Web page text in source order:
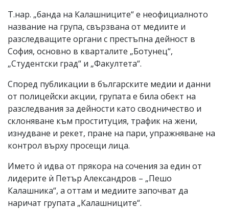
Т.нар. „банда на Калашниците“ е неофициалното
название на група, свързвана от медиите и
разследващите органи с престъпна дейност в
София, основно в кварталите „Ботунец“,
„Студентски град“ и „Факултета“.
Според публикации в българските медии и данни
от полицейски акции, групата е била обект на
разследвания за дейности като сводничество и
склоняване към проституция, трафик на жени,
изнудване и рекет, пране на пари, упражняване на
контрол върху просещи лица.
Името ѝ идва от прякора на сочения за един от
лидерите ѝ Петър Александров – „Пешо
Калашника“, а оттам и медиите започват да
наричат групата „Калашниците“.